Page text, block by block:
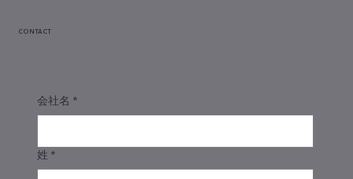
会社名 *
姓 *
CONTACT